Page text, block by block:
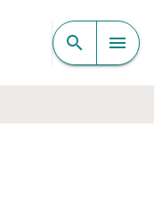
CONTENU
search menu